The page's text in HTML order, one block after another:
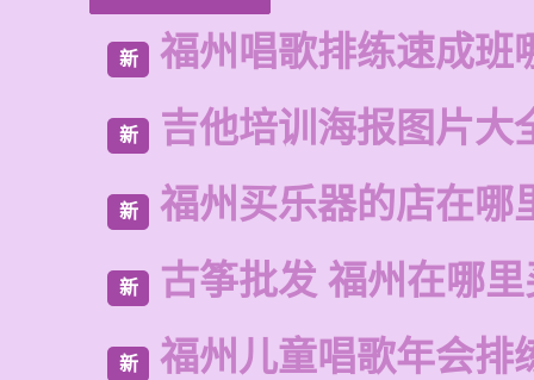
新 福州唱歌排练速成班
新 吉他培训海报图片大
新 福州买乐器的店在哪
新 古筝批发 福州在哪
新 福州儿童唱歌年会排